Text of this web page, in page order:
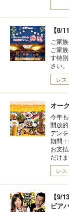
【8/
ご家
ご家
す特
さい。
レス
オー
今年
開放
デン
期間
お支
だけま
レス
【9/
ビア